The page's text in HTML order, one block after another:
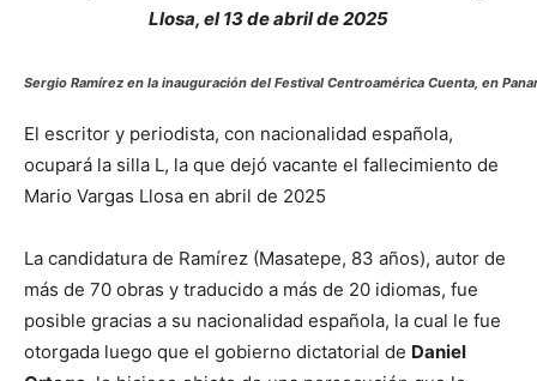
Llosa, el 13 de abril de 2025
Sergio Ramírez en la inauguración del Festival Centroamérica Cuenta, en
El escritor y periodista, con nacionalidad española,
ocupará la silla L, la que dejó vacante el fallecimiento de
Mario Vargas Llosa en abril de 2025
La candidatura de Ramírez (Masatepe, 83 años), autor de
más de 70 obras y traducido a más de 20 idiomas, fue
posible gracias a su nacionalidad española, la cual le fue
otorgada luego que el gobierno dictatorial de Daniel